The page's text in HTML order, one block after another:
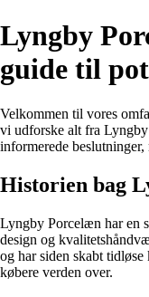
Lyngby
guide til
Velkommen til vores
vi udforske alt fra
informerede
Historien bag
Lyngby Porcelæn har en
design og
og har siden skabt
købere verden over.